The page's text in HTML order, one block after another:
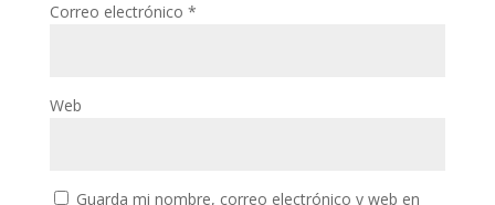
Correo electrónico *
Web
Guarda mi nombre, correo electrónico y web en